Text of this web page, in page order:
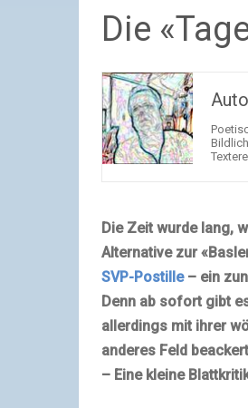
Die
Die Zeit wurde lang,
Alternative zur
SVP-Postille– ein
Denn ab sofort gibt
allerdings mit ihrer
anderes Feld
– Eine kleine